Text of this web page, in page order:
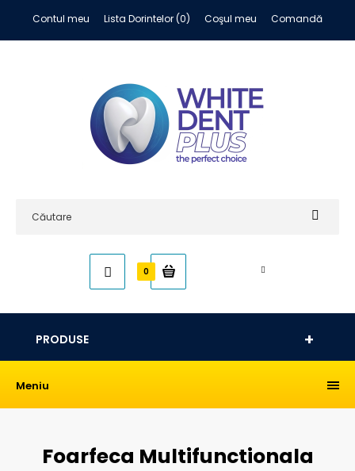
Contul meu Lista Dorintelor (0) Coşul meu Comandă
0
PRODUSE
Meniu
Foarfeca Multifunctionala